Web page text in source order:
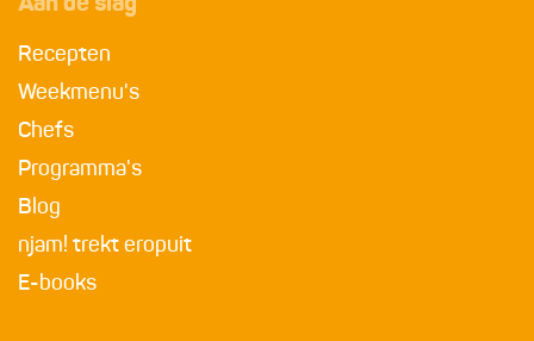
Aan de slag
Recepten
Weekmenu's
Chefs
Programma's
Blog
njam! trekt eropuit
E-books